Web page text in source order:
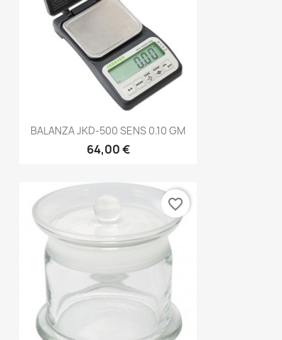
BALANZA JKD-500 SENS 0.10 GM
64,00 €
favorite_border